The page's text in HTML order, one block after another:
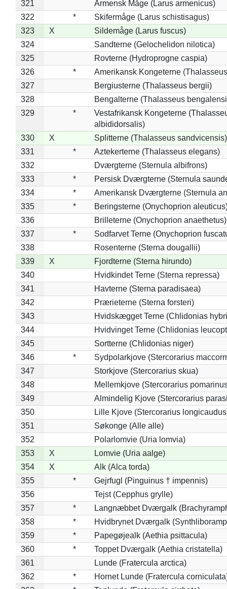
321
Armensk Måge (Larus armenicus)
322
*
Skifermåge (Larus schistisagus)
323
X
Sildemåge (Larus fuscus)
324
Sandterne (Gelochelidon nilotica)
325
Rovterne (Hydroprogne caspia)
326
*
Amerikansk Kongeterne
327
Bergiusterne (Thalasseus bergii)
328
Bengalterne (Thalasseus
329
*
Vestafrikansk Kongeterne
albididorsalis)
330
X
Splitterne (Thalasseus sandvicensis)
331
*
Aztekerterne (Thalasseus elegans)
332
Dværgterne (Sternula albifrons)
333
*
Persisk Dværgterne (Sternula
334
*
Amerikansk Dværgterne (Sternula
335
*
Beringsterne (Onychoprion
336
Brilleterne (Onychoprion anaethetus)
337
*
Sodfarvet Terne (Onychoprion
338
Rosenterne (Sterna dougallii)
339
X
Fjordterne (Sterna hirundo)
340
Hvidkindet Terne (Sterna repressa)
341
Havterne (Sterna paradisaea)
342
Prærieterne (Sterna forsteri)
343
Hvidskægget Terne (Chlidonias
344
Hvidvinget Terne (Chlidonias
345
Sortterne (Chlidonias niger)
346
*
Sydpolarkjove (Stercorarius
347
Storkjove (Stercorarius skua)
348
Mellemkjove (Stercorarius
349
Almindelig Kjove (Stercorarius
350
Lille Kjove (Stercorarius
351
Søkonge (Alle alle)
352
Polarlomvie (Uria lomvia)
353
X
Lomvie (Uria aalge)
354
X
Alk (Alca torda)
355
*
Gejrfugl (Pinguinus † impennis)
356
Tejst (Cepphus grylle)
357
*
Langnæbbet Dværgalk
358
*
Hvidbrynet Dværgalk
359
*
Papegøjealk (Aethia psittacula)
360
*
Toppet Dværgalk (Aethia cristatella)
361
Lunde (Fratercula arctica)
362
*
Hornet Lunde (Fratercula